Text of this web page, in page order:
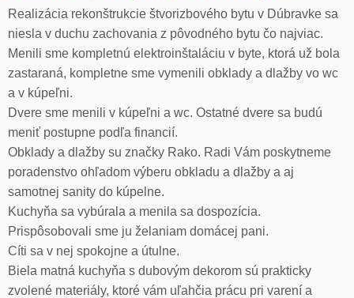
Realizácia rekonštrukcie štvorizbového bytu v Dúbravke sa
niesla v duchu zachovania z pôvodného bytu čo najviac.
Menili sme kompletnú elektroinštaláciu v byte, ktorá už bola
zastaraná, kompletne sme vymenili obklady a dlažby vo wc
a v kúpeľni.
Dvere sme menili v kúpeľni a wc. Ostatné dvere sa budú
meniť postupne podľa financií.
Obklady a dlažby su značky Rako. Radi Vám poskytneme
poradenstvo ohľadom výberu obkladu a dlažby a aj
samotnej sanity do kúpelne.
Kuchyňa sa vybúrala a menila sa dospozícia.
Prispôsobovali sme ju želaniam domácej pani.
Cíti sa v nej spokojne a útulne.
Biela matná kuchyňa s dubovým dekorom sú prakticky
zvolené materiály, ktoré vám uľahčia prácu pri varení a